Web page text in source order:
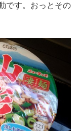
です。おっとその